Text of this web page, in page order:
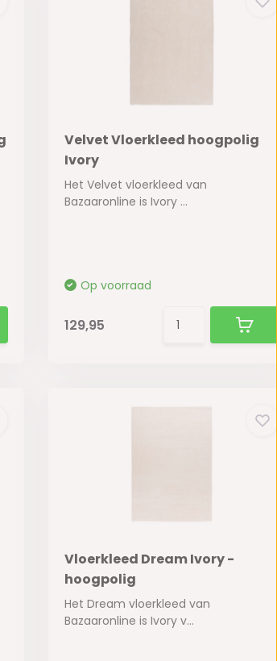
Velvet Vloerkleed hoogpolig
Ivory
Het Velvet vloerkleed van
Bazaaronline is Ivory ...
Op voorraad
129,95
Vloerkleed Dream Ivory -
hoogpolig
Het Dream vloerkleed van
Bazaaronline is Ivory v...